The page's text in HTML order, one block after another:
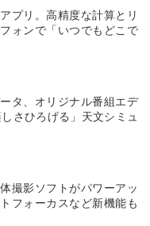
プリ。高精度な計算とリ
ォンで「いつでもどこで
タ、オリジナル番組エデ
さひろげる」天文シミュ
撮影ソフトがパワーアッ
フォーカスなど新機能も